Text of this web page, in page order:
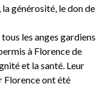
générosité, le don de
les anges gardiens
à Florence de
et la santé. Leur
Florence ont été